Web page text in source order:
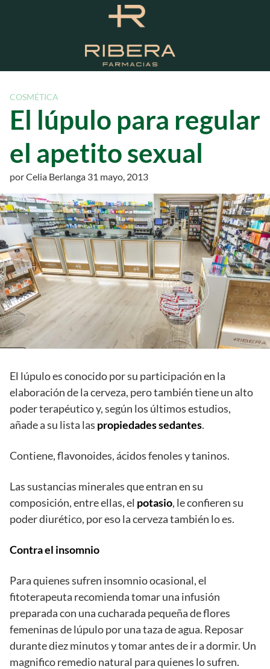
n
i
d
o
COSMÉTICA
El lúpulo para regular
el apetito sexual
porCelia Berlanga 31 mayo, 2013
El lúpulo es conocido por su participación en la
elaboración de la cerveza, pero también tiene un alto
poder terapéutico y, según los últimos estudios,
añade a su lista las propiedades sedantes.
Contiene, flavonoides, ácidos fenoles y taninos.
Las sustancias minerales que entran en su
composición, entre ellas, el potasio, le confieren su
poder diurético, por eso la cerveza también lo es.
Contra el insomnio
Para quienes sufren insomnio ocasional, el
fitoterapeuta recomienda tomar una infusión
preparada con una cucharada pequeña de flores
femeninas de lúpulo por una taza de agua. Reposar
durante diez minutos y tomar antes de ir a dormir. Un
magnifico remedio natural para quienes lo sufren.